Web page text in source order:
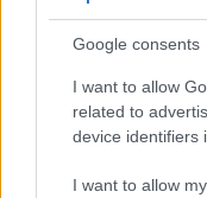
Google consents
I want to allow
related to
device identifiers
I want to allow
ESG AZIENDE